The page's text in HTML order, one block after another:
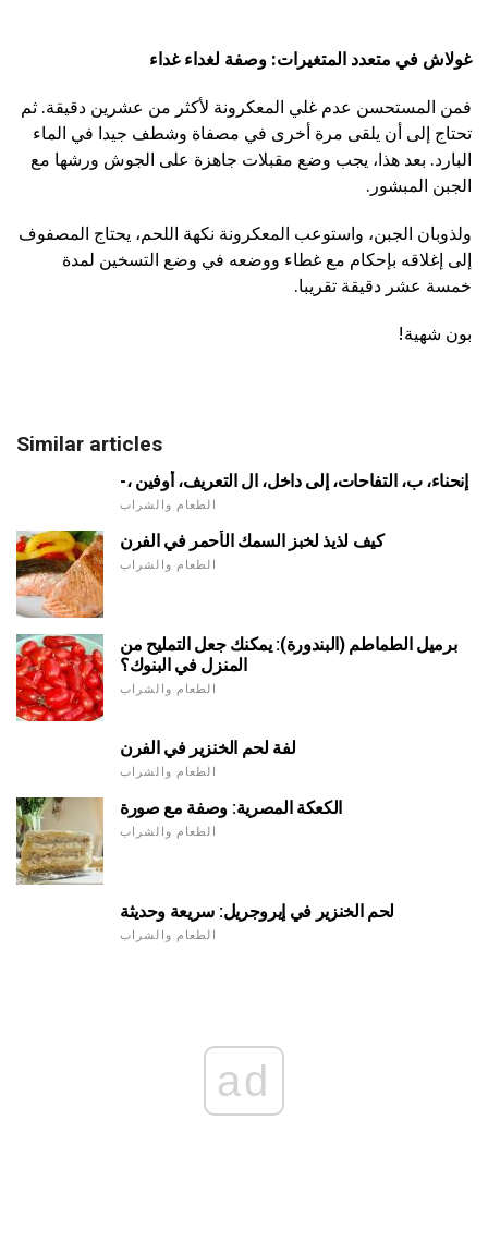
غولاش في متعدد المتغيرات: وصفة لغداء غداء
فمن المستحسن عدم غلي المعكرونة لأكثر من عشرين دقيقة. ثم
تحتاج إلى أن يلقى مرة أخرى في مصفاة وشطف جيدا في الماء
البارد. بعد هذا، يجب وضع مقبلات جاهزة على الجوش ورشها مع
الجبن المبشور.
ولذوبان الجبن، واستوعب المعكرونة نكهة اللحم، يحتاج المصفوف
إلى إغلاقه بإحكام مع غطاء ووضعه في وضع التسخين لمدة
خمسة عشر دقيقة تقريبا.
بون شهية!
Similar articles
-، إنحناء، ب، التفاحات، إلى داخل، ال التعريف، أوفين
الطعام والشراب
كيف لذيذ لخبز السمك الأحمر في الفرن
الطعام والشراب
برميل الطماطم (البندورة): يمكنك جعل التمليح من
المنزل في البنوك؟
الطعام والشراب
لفة لحم الخنزير في الفرن
الطعام والشراب
الكعكة المصرية: وصفة مع صورة
الطعام والشراب
لحم الخنزير في إيروجريل: سريعة وحديثة
الطعام والشراب
ad